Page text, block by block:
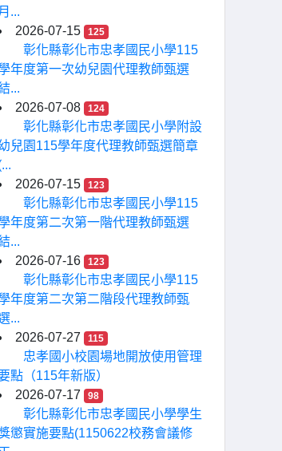
月...
2026-07-15
125
彰化縣彰化市忠孝國民小學115
年度第一次幼兒園代理教師甄選
...
2026-07-08
124
彰化縣彰化市忠孝國民小學附設
兒園115學年度代理教師甄選簡章
2026-07-15
123
彰化縣彰化市忠孝國民小學115
年度第二次第一階代理教師甄選
...
2026-07-16
123
彰化縣彰化市忠孝國民小學115
年度第二次第二階段代理教師甄
...
2026-07-27
115
忠孝國小校園場地開放使用管理
點（115年新版）
2026-07-17
98
彰化縣彰化市忠孝國民小學學生
懲實施要點(1150622校務會議修